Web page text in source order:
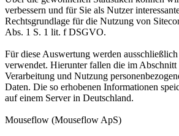
verbessern und für Sie als Nutzer
Rechtsgrundlage für die Nutzung von
Abs. 1 S. 1 lit. f DSGVO.
Für diese Auswertung werden ausschließlich
verwendet. Hierunter fallen die im Abschnitt
Verarbeitung und Nutzung
Daten. Die so erhobenen Informationen
auf einem Server in Deutschland.
Mouseflow (Mouseflow ApS)